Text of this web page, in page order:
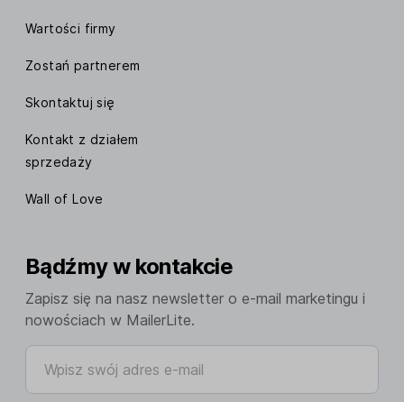
Wartości firmy
Zostań partnerem
Skontaktuj się
Kontakt z działem
sprzedaży
Wall of Love
Bądźmy w kontakcie
Zapisz się na nasz newsletter o e-mail marketingu i
nowościach w MailerLite.
Wpisz swój adres e-mail